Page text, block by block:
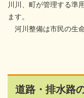
川川、町が管理する準
ます。
河川整備は市民の生
道路・排水路